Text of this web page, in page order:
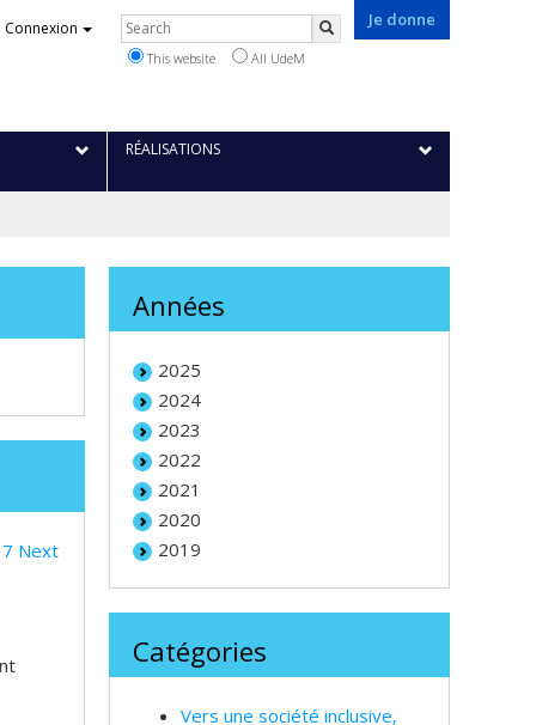
Je donne
Connexion Rechercher
This website All UdeM
RÉALISATIONS
7 Next
Années
2025
2024
2023
2022
2021
2020
2019
Catégories
Vers une société inclusive,